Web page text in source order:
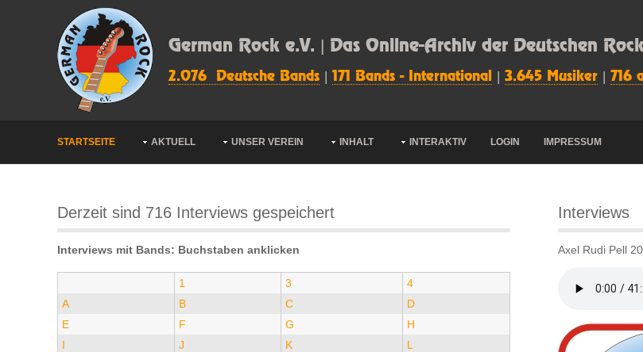
German Rock e.V. | Das Online-Archiv der Deutschen
2.076 Deutsche Bands 171 Bands - International 3.645 Musiker 716
STARTSEITE AKTUELL UNSER VEREIN INHALT INTERAKTIV LOGIN IMPRESSUM
Derzeit sind 716 Interviews gespeichert
Interviews mit Bands: Buchstaben anklicken
1 3
4
A
B C
D
E
F G
H
I
J K
L
Interviews
Axel Rudi Pell